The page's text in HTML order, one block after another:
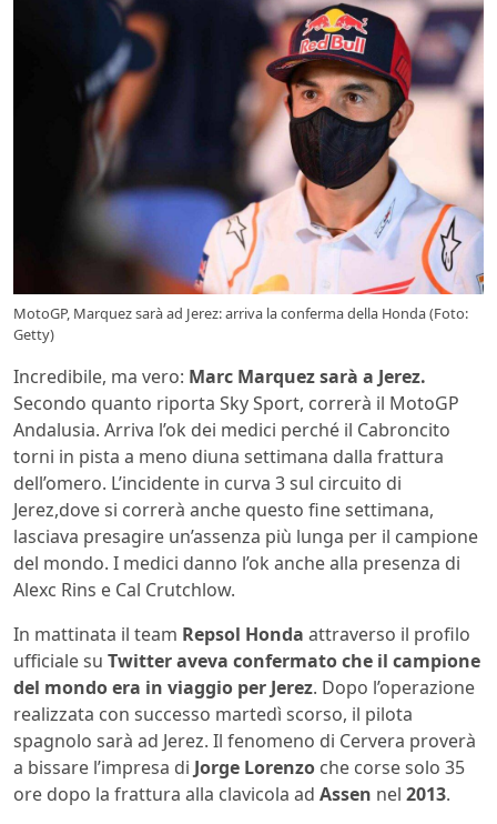
MotoGP, Marquez sarà ad Jerez: arriva la conferma della Honda (Foto:
Getty)
Incredibile, ma vero: Marc Marquez sarà a Jerez.
Secondo quanto riporta Sky Sport, correrà il MotoGP
Andalusia. Arriva l’ok dei medici perché il Cabroncito
torni in pista a meno diuna settimana dalla frattura
dell’omero. L’incidente in curva 3 sul circuito di
Jerez,dove si correrà anche questo fine settimana,
lasciava presagire un’assenza più lunga per il campione
del mondo. I medici danno l’ok anche alla presenza di
Alexc Rins e Cal Crutchlow.
In mattinata il team Repsol Honda attraverso il profilo
ufficiale su Twitter aveva confermato che il campione
del mondo era in viaggio per Jerez. Dopo l’operazione
realizzata con successo martedì scorso, il pilota
spagnolo sarà ad Jerez. Il fenomeno di Cervera proverà
a bissare l’impresa di Jorge Lorenzo che corse solo 35
ore dopo la frattura alla clavicola ad Assen nel 2013.